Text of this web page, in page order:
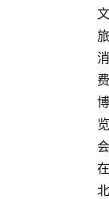
文
旅
消
费
博
览
会
在
北